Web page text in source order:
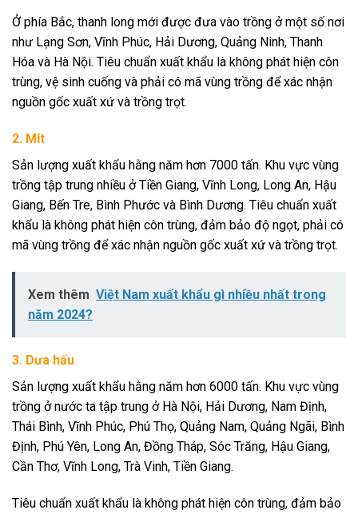
Ở phía Bắc, thanh long mới được đưa vào trồng ở một số nơi
như Lạng Sơn, Vĩnh Phúc, Hải Dương, Quảng Ninh, Thanh
Hóa và Hà Nội. Tiêu chuẩn xuất khẩu là không phát hiện côn
trùng, vệ sinh cuống và phải có mã vùng trồng để xác nhận
nguồn gốc xuất xứ và trồng trọt.
2. Mít
Sản lượng xuất khẩu hằng năm hơn 7000 tấn. Khu vực vùng
trồng tập trung nhiều ở Tiền Giang, Vĩnh Long, Long An, Hậu
Giang, Bến Tre, Bình Phước và Bình Dương. Tiêu chuẩn xuất
khẩu là không phát hiện côn trùng, đảm bảo độ ngọt, phải có
mã vùng trồng để xác nhận nguồn gốc xuất xứ và trồng trọt.
Xem thêm Việt Nam xuất khẩu gì nhiều nhất trong
năm 2024?
3. Dưa hấu
Sản lượng xuất khẩu hằng năm hơn 6000 tấn. Khu vực vùng
trồng ở nước ta tập trung ở Hà Nội, Hải Dương, Nam Định,
Thái Bình, Vĩnh Phúc, Phú Thọ, Quảng Nam, Quảng Ngãi, Bình
Định, Phú Yên, Long An, Đồng Tháp, Sóc Trăng, Hậu Giang,
Cần Thơ, Vĩnh Long, Trà Vinh, Tiền Giang.
Tiêu chuẩn xuất khẩu là không phát hiện côn trùng, đảm bảo